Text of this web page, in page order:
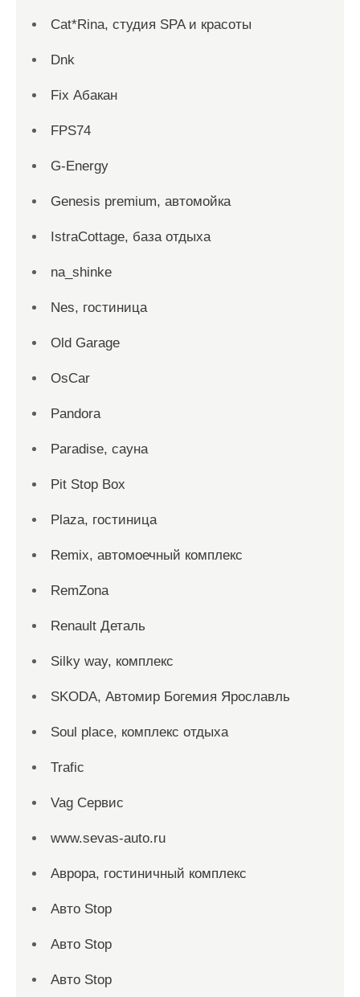
Cat*Rina, студия SPA и красоты
Dnk
Fix Абакан
FPS74
G-Energy
Genesis premium, автомойка
IstraCottage, база отдыха
na_shinke
Nes, гостиница
Old Garage
OsCar
Pandora
Paradise, сауна
Pit Stop Box
Plaza, гостиница
Remix, автомоечный комплекс
RemZona
Renault Деталь
Silky way, комплекс
SKODA, Автомир Богемия Ярославль
Soul place, комплекс отдыха
Trafic
Vag Сервис
www.sevas-auto.ru
Аврора, гостиничный комплекс
Авто Stop
Авто Stop
Авто Stop